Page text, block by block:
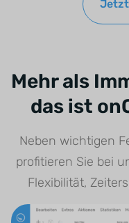
Jetzt
Mehr als
das ist
Neben wichtigen
profitieren Sie bei
Flexibilität,